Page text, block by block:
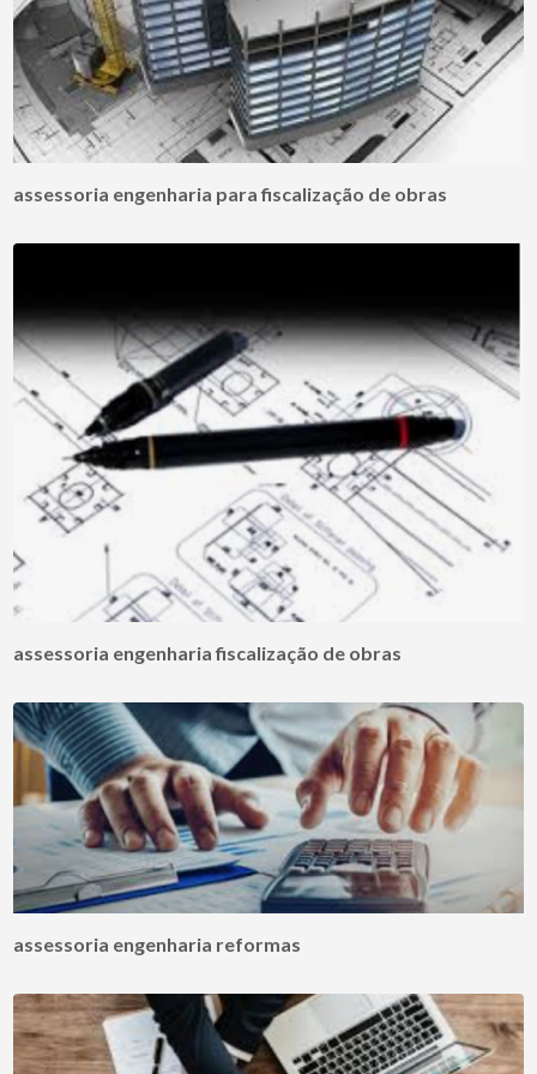
assessoria engenharia para fiscalização de obras
assessoria engenharia fiscalização de obras
assessoria engenharia reformas